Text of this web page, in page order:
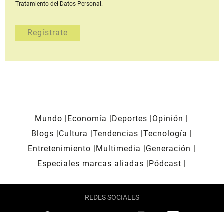
Tratamiento del Datos Personal.
Mundo Economía Deportes
Opinión
Blogs
Cultura Tendencias Tecnología
Entretenimiento
Multimedia
Generación
Especiales marcas aliadas
Pódcast
REDES SOCIALES